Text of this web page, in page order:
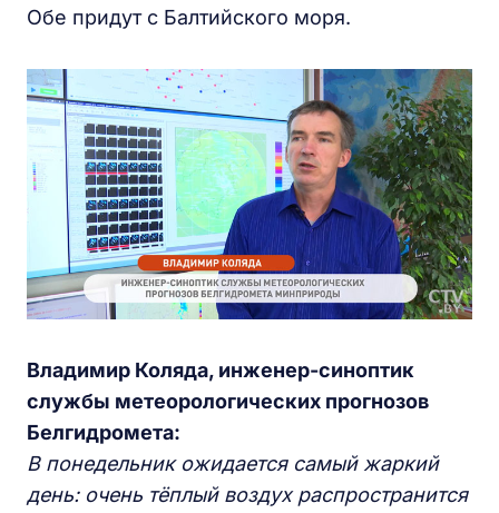
Обе придут с Балтийского моря.
Владимир Коляда, инженер-синоптик
службы метеорологических прогнозов
Белгидромета:
В понедельник ожидается самый жаркий
день: очень тёплый воздух распространится